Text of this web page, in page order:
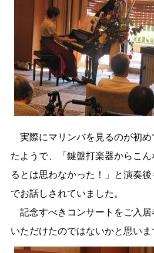
実際にマリンバを見るのが初め
たようで、「鍵盤打楽器からこ
るとは思わなかった！」と演奏
でお話しされていました。
記念すべきコンサートをご入居
いただけたのではないかと思いま